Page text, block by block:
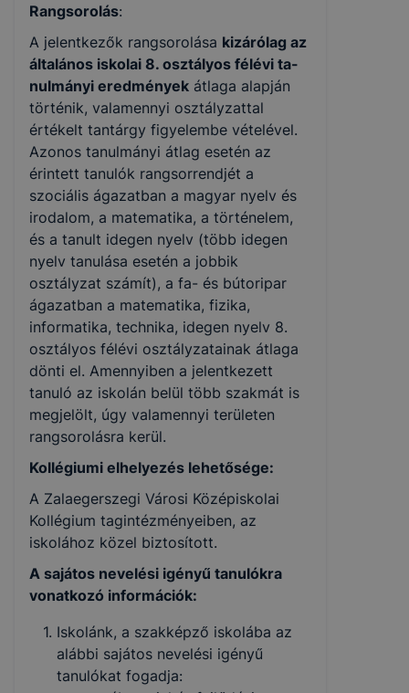
Rangsorolás:
A jelentkezők rangsorolása kizárólag az
általános iskolai 8. osztályos félévi ta­
nulmányi eredmények átlaga alapján
történik, valamennyi osztályzattal
értékelt tantárgy figyelembe vételével.
Azonos tanulmányi átlag esetén az
érintett tanulók rangsorrendjét a
szociális ágazatban a magyar nyelv és
irodalom, a matematika, a történelem,
és a tanult idegen nyelv (több idegen
nyelv tanulása esetén a jobbik
osztályzat számít), a fa- és bútoripar
ágazatban a matematika, fizika,
informatika, technika, idegen nyelv 8.
osztályos félévi osztályzatainak átlaga
dönti el. Amennyiben a jelentkezett
tanuló az iskolán belül több szakmát is
meg­jelölt, úgy valamennyi területen
rangsorolásra kerül.
Kollégiumi elhelyezés lehetősége:
A Zalaegerszegi Városi Középiskolai
Kollégium tagintézményeiben, az
iskolához közel biztosított.
A sajátos nevelési igényű tanulókra
vonatkozó információk:
Iskolánk, a szakképző iskolába az
alábbi sajátos nevelési igényű
tanulókat fogadja: